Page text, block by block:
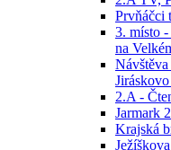
Prvňáčci
3. místo
na
2.A -
Jarmark
Krajská